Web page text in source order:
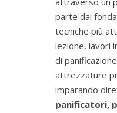
parte dai
tecniche più
lezione, lavori
di
attrezzature
imparando
panificatori,